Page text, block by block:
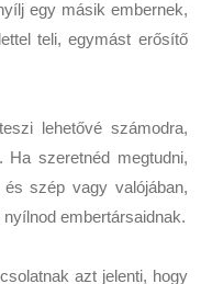
egy másik embernek,
teli, egymást erősítő
lehetővé számodra,
szeretnéd megtudni,
szép vagy valójában,
embertársaidnak.
azt jelenti, hogy